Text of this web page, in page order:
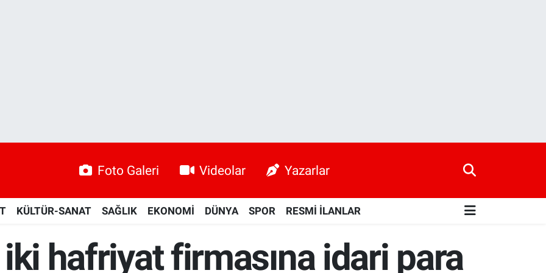
Foto Galeri Videolar Yazarlar
KÜLTÜR-SANAT SAĞLIK EKONOMİ DÜNYA SPOR RESMİ İLANLAR
iki hafriyat firmasına idari para